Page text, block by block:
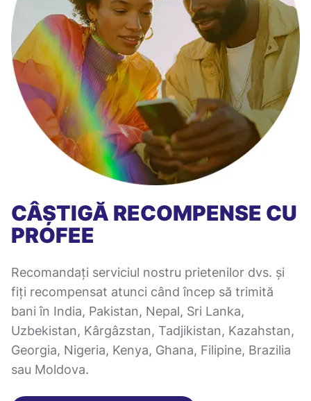
CÂȘTIGĂ RECOMPENSE CU
PROFEE
Recomandați serviciul nostru prietenilor dvs. și
fiți recompensat atunci când încep să trimită
bani în India, Pakistan, Nepal, Sri Lanka,
Uzbekistan, Kârgâzstan, Tadjikistan, Kazahstan,
Georgia, Nigeria, Kenya, Ghana, Filipine, Brazilia
sau Moldova.